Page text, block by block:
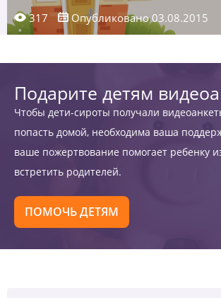
317
Опубликовано 03.08.2015
Подарите детям
Чтобы дети-сироты получали
попасть домой, необходима ваша
ваше пожертвование помогает ребенку
встретить родителей.
ПОМОЧЬ ДЕТЯМ